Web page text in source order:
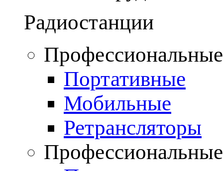
Радиостанции
Портативные
Мобильные
Ретрансляторы